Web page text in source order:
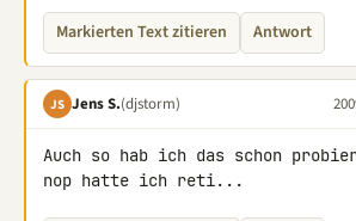
Markierten Text zitieren Antwort
JS Jens S.(djstorm)
Auch so hab ich das schon
nop hatte ich reti...